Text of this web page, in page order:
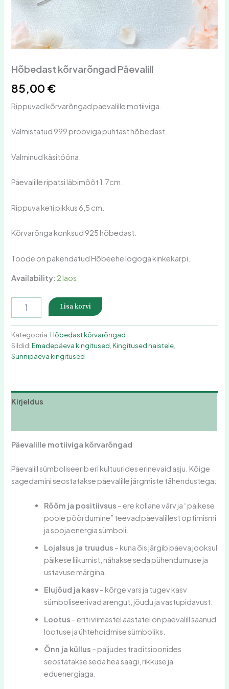
Hõbedast kõrvarõngad Päevalill
85,00 €
Rippuvad kõrvarõngad päevalille motiiviga.
Valmistatud 999 prooviga puhtast hõbedast.
Valminud käsitööna.
Päevalille ripatsi läbimõõt 1,7cm.
Rippuva keti pikkus 6,5 cm.
Kõrvarõnga konksud 925 hõbedast.
Toode on pakendatud Hõbeehe logoga kinkekarpi.
Availability: 2 laos
Lisa korvi
Kategooria:Hõbedast kõrvarõngad
Sildid:Emadepäeva kingitused ,Kingitused naistele
Sünnipäeva kingitused
Kirjeldus
Päevalille motiiviga kõrvarõngad
Päevalill sümboliseerib eri kultuurides erinevaid asju. Kõige
sagedamini seostatakse päevalille järgmiste tähendustega:
Rõõm ja positiivsus – ere kollane värv ja “päikese
poole pöördumine” teevad päevalillest optimismi
ja sooja energia sümboli.
Lojalsus ja truudus – kuna õis järgib päeva jooksul
päikese liikumist, nähakse seda pühendumuse ja
ustavuse märgina.
Elujõud ja kasv– kõrge vars ja tugev kasv
sümboliseerivad arengut, jõudu ja vastupidavust.
Lootus – eriti viimastel aastatel on päevalill saanud
lootuse ja ühtehoidmise sümboliks.
Õnn ja küllus – paljudes traditsioonides
seostatakse seda hea saagi, rikkuse ja
eduenergiaga.